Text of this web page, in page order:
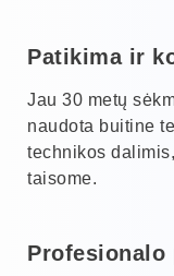
Patikima ir
Jau 30 metų
naudota buitine
technikos
taisome.
Profesionalo